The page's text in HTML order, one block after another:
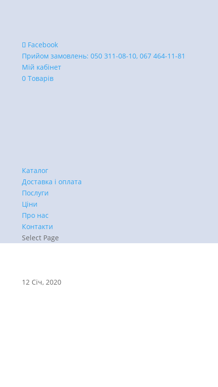
Facebook
Прийом замовлень: 050 311-08-10, 067 464-11-81
Мій кабінет
0 Товарів
Каталог
Доставка і оплата
Послуги
Ціни
Про нас
Контакти
Select Page
12 Січ, 2020